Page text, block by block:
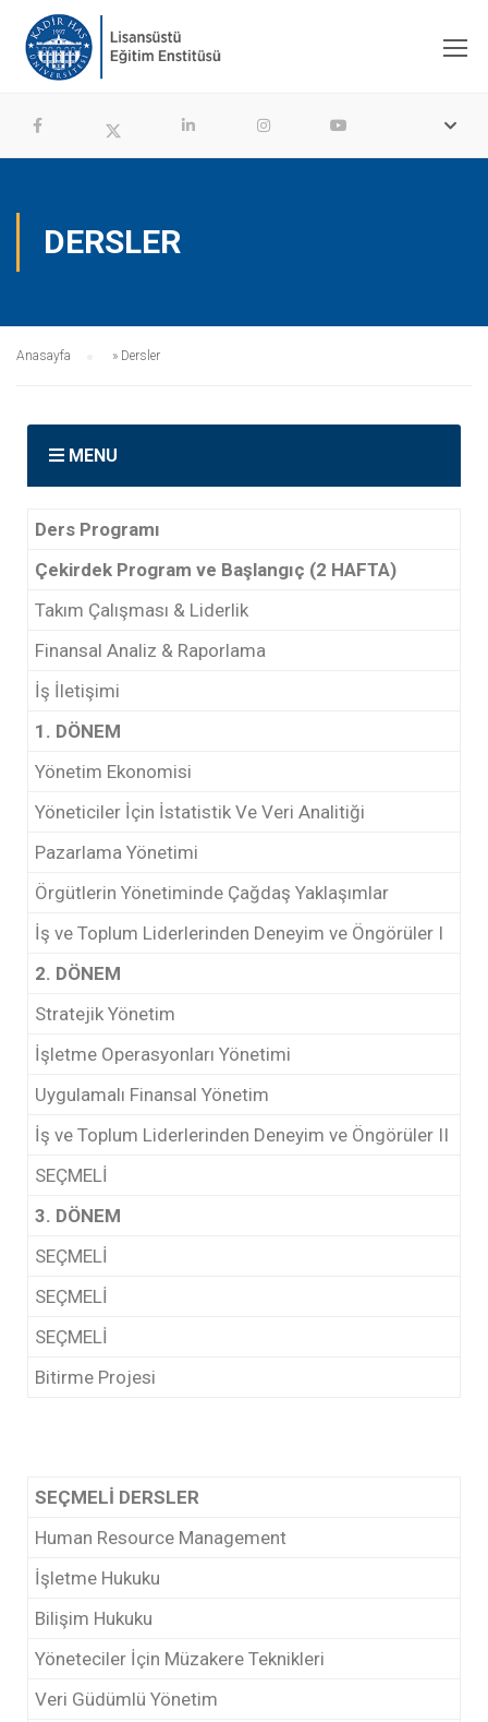
DERSLER
Anasayfa » Dersler
MENU
Ders Programı
Çekirdek Program ve Başlangıç (2 HAFTA)
Takım Çalışması & Liderlik
Finansal Analiz & Raporlama
İş İletişimi
1. DÖNEM
Yönetim Ekonomisi
Yöneticiler İçin İstatistik Ve Veri Analitiği
Pazarlama Yönetimi
Örgütlerin Yönetiminde Çağdaş Yaklaşımlar
İş ve Toplum Liderlerinden Deneyim ve Öngörüler I
2. DÖNEM
Stratejik Yönetim
İşletme Operasyonları Yönetimi
Uygulamalı Finansal Yönetim
İş ve Toplum Liderlerinden Deneyim ve Öngörüler II
SEÇMELİ
3. DÖNEM
SEÇMELİ
SEÇMELİ
SEÇMELİ
Bitirme Projesi
SEÇMELİ DERSLER
Human Resource Management
İşletme Hukuku
Bilişim Hukuku
Yöneteciler İçin Müzakere Teknikleri
Veri Güdümlü Yönetim